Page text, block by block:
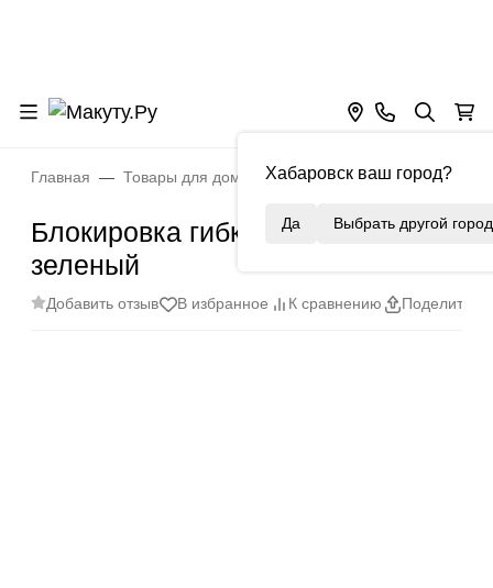
Хабаровск ваш город?
Да Выбрать другой город
Главная Товары для дома Уборка и организация
Блокировка гибкая пластиковая,
зеленый
Добавить отзыв В избранное К сравнению Поделиться